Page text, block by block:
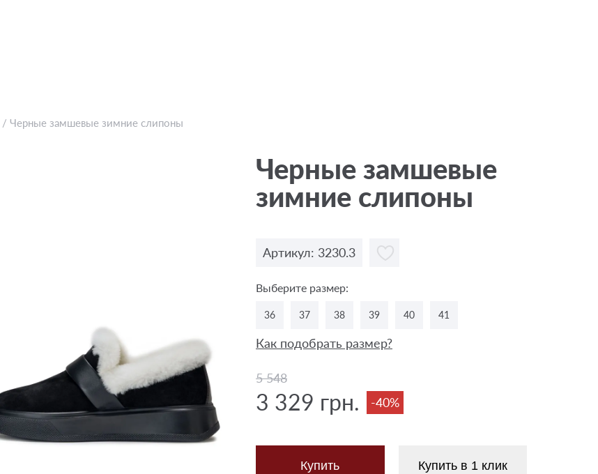
/ Черные замшевые зимние слипоны
Черные замшевые
зимние слипоны
Артикул: 3230.3
Выберите размер:
36 37 38 39 40 41
Как подобрать размер?
5 548
3 329 грн. -40%
Купить Купить в 1 клик